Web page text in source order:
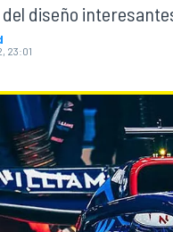
diseño
23:01